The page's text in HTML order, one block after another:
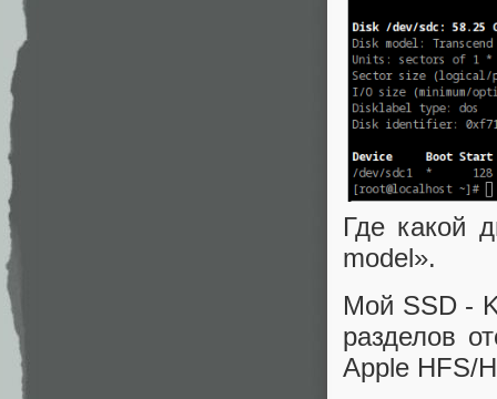
Где какой
model».
Мой SSD -
разделов
Apple HFS/